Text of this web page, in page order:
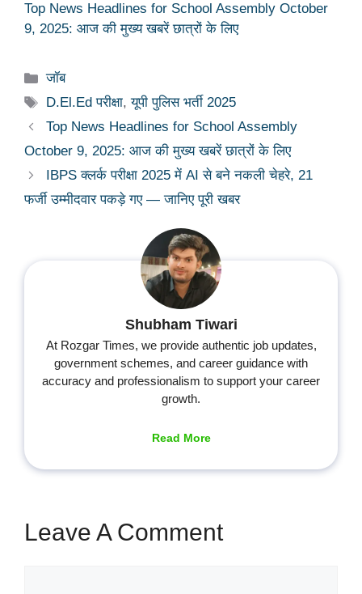
Top News Headlines for School Assembly October
9, 2025: आज की मुख्य खबरें छात्रों के लिए
Categories
जॉब
Tags
D.El.Ed परीक्षा,यूपी पुलिस भर्ती 2025
Top News Headlines for School Assembly
October 9, 2025: आज की मुख्य खबरें छात्रों के लिए
IBPS क्लर्क परीक्षा 2025 में AI से बने नकली चेहरे, 21
फर्जी उम्मीदवार पकड़े गए — जानिए पूरी खबर
Shubham Tiwari
At Rozgar Times, we provide authentic job updates,
government schemes, and career guidance with
accuracy and professionalism to support your career
growth.
Read More
Leave A Comment